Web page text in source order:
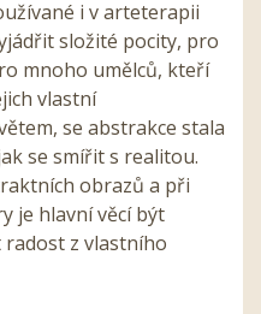
i v arteterapii
složité pocity, pro
mnoho umělců, kteří
vlastní
se abstrakce stala
se smířit s realitou.
obrazů a při
je hlavní věcí být
z vlastního